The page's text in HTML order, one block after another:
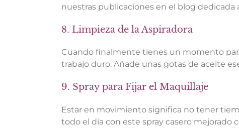
nuestras publicaciones en el blog dedicada
8. Limpieza de la Aspiradora
Cuando finalmente tienes un momento
trabajo duro. Añade unas gotas de aceite
9. Spray para Fijar el Maquillaje
Estar en movimiento significa no tener
todo el día con este spray casero mejorado